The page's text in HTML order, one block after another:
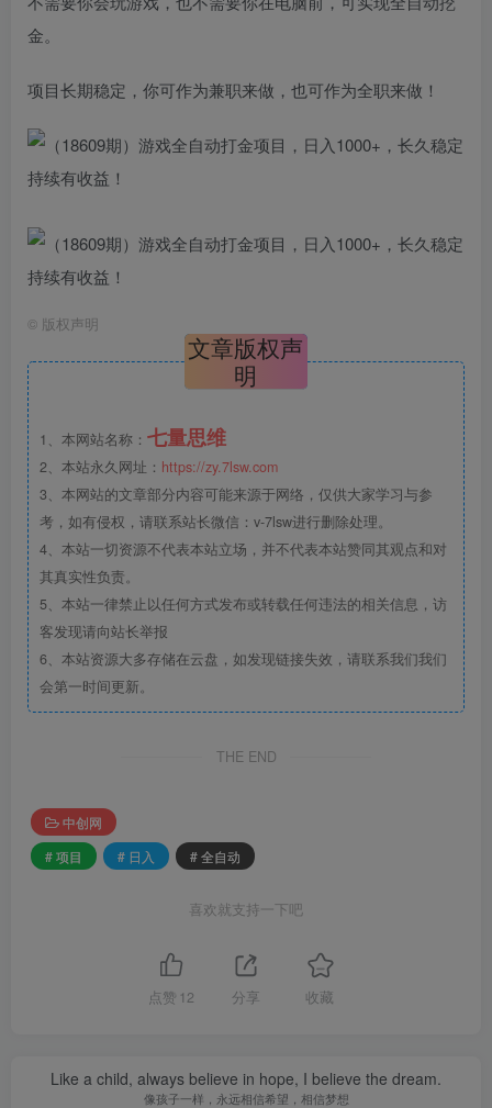
金。
项目长期稳定，你可作为兼职来做，也可作为全职来做！
© 版权声明
文章版权声
明
1、本网站名称： 七量思维
2、本站永久网址： https://zy.7lsw.com
3、本网站的文章部分内容可能来源于网络，仅供大家学习与参
考，如有侵权，请联系站长微信：v-7lsw进行删除处理。
4、本站一切资源不代表本站立场，并不代表本站赞同其观点和对
其真实性负责。
5、本站一律禁止以任何方式发布或转载任何违法的相关信息，访
客发现请向站长举报
6、本站资源大多存储在云盘，如发现链接失效，请联系我们我们
会第一时间更新。
THE END
中创网
# 项目
# 日入 # 全自动
喜欢就支持一下吧
点赞 12 分享 收藏
Like a child, always believe in hope, I believe the dream.
像孩子一样，永远相信希望，相信梦想